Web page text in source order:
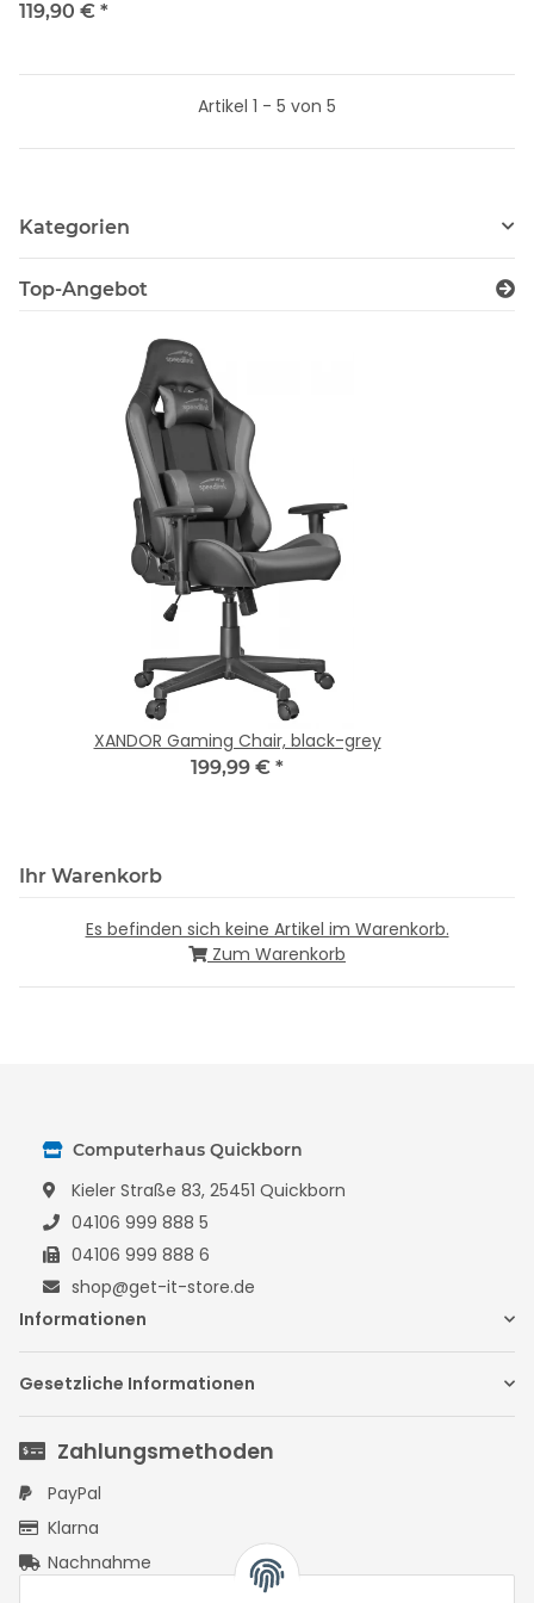
1x 600ml Glasflaschen
119,90 € *
Artikel 1 - 5 von 5
Kategorien
Top-Angebot
XANDOR Gaming Chair, black-grey
199,99 € *
Ihr Warenkorb
Es befinden sich keine Artikel im Warenkorb.
Zum Warenkorb
Computerhaus Quickborn
Kieler Straße 83, 25451 Quickborn
04106 999 888 5
04106 999 888 6
shop@get-it-store.de
Informationen
Gesetzliche Informationen
Zahlungsmethoden
PayPal
Klarna
Nachnahme